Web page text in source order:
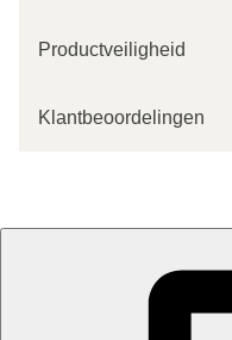
Productveiligheid
Klantbeoordelingen